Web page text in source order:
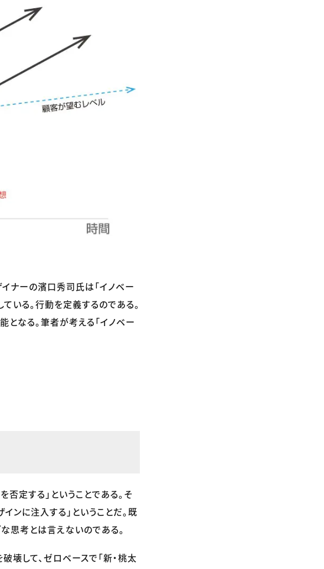
ナーの濱口秀司氏は「イノベー
いる。行動を定義するのである。
なる。筆者が考える「イノベー
否定する」ということである。そ
ンに注入する」ということだ。既
思考とは言えないのである。
壊して、ゼロベースで「新・桃太